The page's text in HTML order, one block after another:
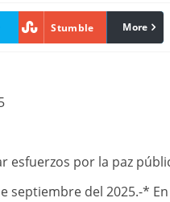
Stumble More
esfuerzos por la paz
septiembre del 2025.-*